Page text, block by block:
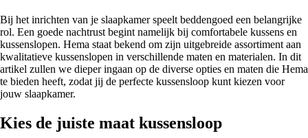
Bij het inrichten van je slaapkamer speelt beddengoed een belangrijke
rol. Een goede nachtrust begint namelijk bij comfortabele kussens en
kussenslopen. Hema staat bekend om zijn uitgebreide assortiment aan
kwalitatieve kussenslopen in verschillende maten en materialen. In dit
artikel zullen we dieper ingaan op de diverse opties en maten die Hema
te bieden heeft, zodat jij de perfecte kussensloop kunt kiezen voor
jouw slaapkamer.
Kies de juiste maat kussensloop